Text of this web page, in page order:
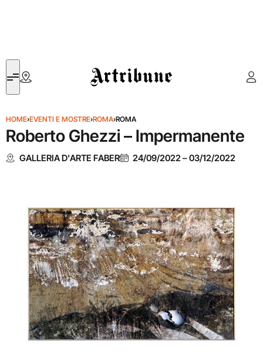
Artribune
HOME›EVENTI E MOSTRE›ROMA›ROMA
Roberto Ghezzi – Impermanente
GALLERIA D'ARTE FABER 24/09/2022–03/12/2022